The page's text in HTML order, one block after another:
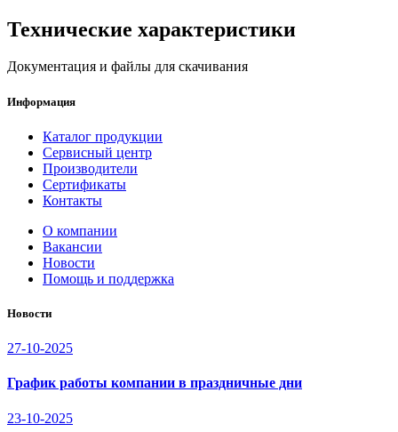
Технические характеристики
Документация и файлы для скачивания
Информация
Каталог продукции
Сервисный центр
Производители
Сертификаты
Контакты
О компании
Вакансии
Новости
Помощь и поддержка
Новости
27-10-2025
График работы компании в праздничные дни
23-10-2025